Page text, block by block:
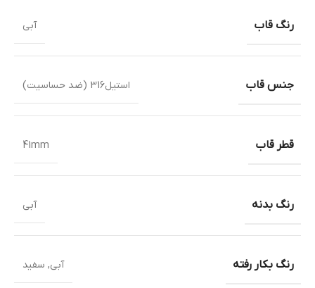
رنگ قاب آبی
جنس قاب استیل316 (ضد حساسیت)
قطر قاب 41mm
رنگ بدنه آبی
رنگ بکار رفته آبی, سفید